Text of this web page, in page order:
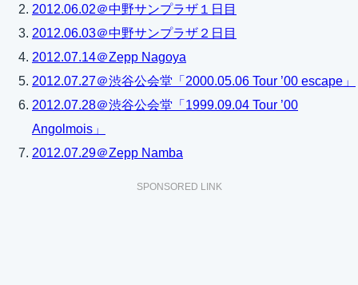
2012.06.02＠中野サンプラザ１日目
2012.06.03＠中野サンプラザ２日目
2012.07.14＠Zepp Nagoya
2012.07.27＠渋谷公会堂「2000.05.06 Tour ’00 escape」
2012.07.28＠渋谷公会堂「1999.09.04 Tour ’00
Angolmois」
2012.07.29＠Zepp Namba
SPONSORED LINK